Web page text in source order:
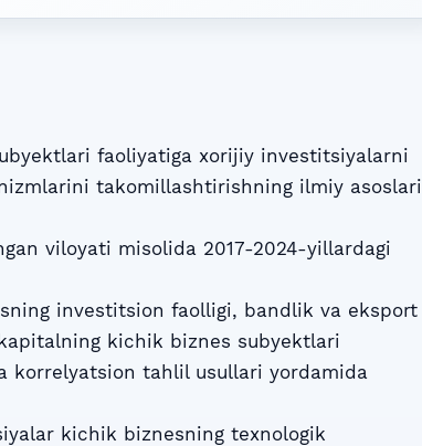
faoliyatiga xorijiy investitsiyalarni
takomillashtirishning ilmiy asoslari
viloyati misolida 2017-2024-yillardagi
investitsion faolligi, bandlik va eksport
kichik biznes subyektlari
korrelyatsion tahlil usullari yordamida
kichik biznesning texnologik